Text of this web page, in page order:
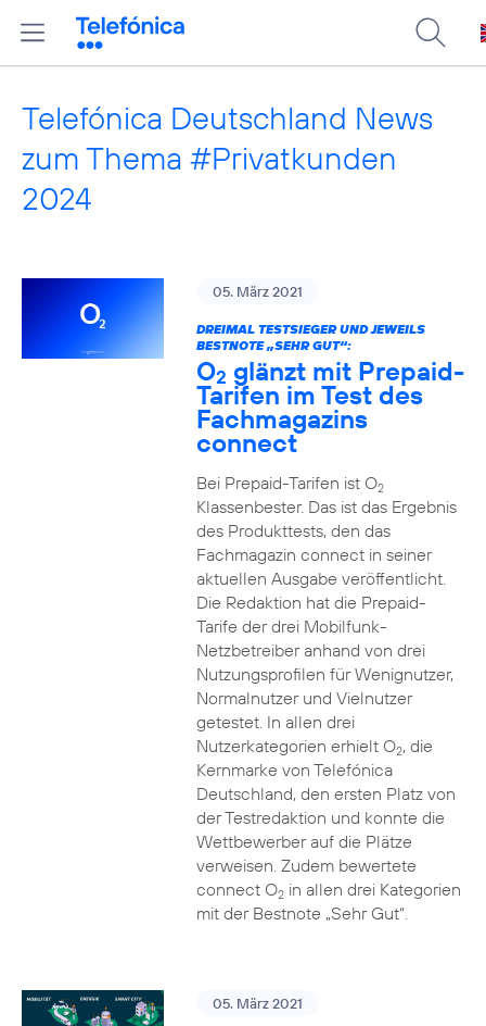
Telefónica Deutschland News
zum Thema #Privatkunden
2024
05. März 2021
DREIMAL TESTSIEGER UND JEWEILS
BESTNOTE „SEHR GUT“:
O2 glänzt mit Prepaid-
Tarifen im Test des
Fachmagazins
connect
Bei Prepaid-Tarifen ist O2
Klassenbester. Das ist das Ergebnis
des Produkttests, den das
Fachmagazin connect in seiner
aktuellen Ausgabe veröffentlicht.
Die Redaktion hat die Prepaid-
Tarife der drei Mobilfunk-
Netzbetreiber anhand von drei
Nutzungsprofilen für Wenignutzer,
Normalnutzer und Vielnutzer
getestet. In allen drei
Nutzerkategorien erhielt O2, die
Kernmarke von Telefónica
Deutschland, den ersten Platz von
der Testredaktion und konnte die
Wettbewerber auf die Plätze
verweisen. Zudem bewertete
connect O2in allen drei Kategorien
mit der Bestnote „Sehr Gut“.
05. März 2021